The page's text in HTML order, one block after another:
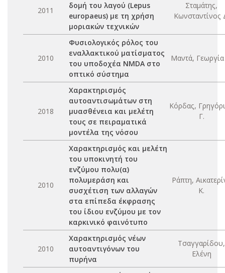
2011
δομή του λαγού (Lepus
europaeus) με τη χρήση
μοριακών τεχνικών
Σταμάτης,
Κωνσταντίνος
2010
Φυσιολογικός ρόλος του
εναλλακτικού ματίσματος
του υποδοχέα NMDA στο
οπτικό σύστημα
Μαντά,
2018
Χαρακτηρισμός
αυτοαντισωμάτων στη
μυασθένεια και μελέτη
τους σε πειραματικά
μοντέλα της νόσου
Κόρδας,
Γ.
2010
Χαρακτηρισμός και μελέτη
του υποκινητή του
ενζύμου πολυ(α)
πολυμεράση και
συσχέτιση των αλλαγών
στα επίπεδα έκφρασης
του ίδιου ενζύμου με τον
καρκινικό φαινότυπο
Ράπτη,
Κ.
2010
Χαρακτηρισμός νέων
αυτοαντιγόνων του
πυρήνα
Τσαγγαρίδου,
Ελένη